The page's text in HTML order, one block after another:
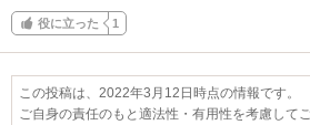
役に立った 1
この投稿は、2022年3月12日時点の情報です。
ご自身の責任のもと適法性・有用性を考慮して